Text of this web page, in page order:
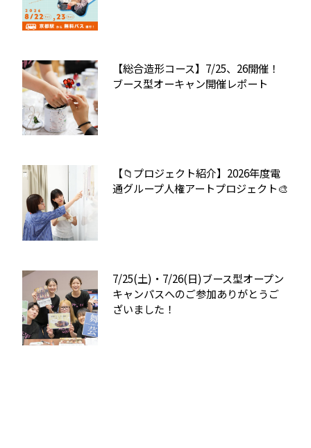
【総合造形コース】7/25、26開催！
ブース型オーキャン開催レポート
【📁プロジェクト紹介】2026年度電
通グループ人権アートプロジェクト🎨
7/25(土)・7/26(日)ブース型オープン
キャンパスへのご参加ありがとうご
ざいました！